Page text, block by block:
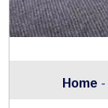
Home -